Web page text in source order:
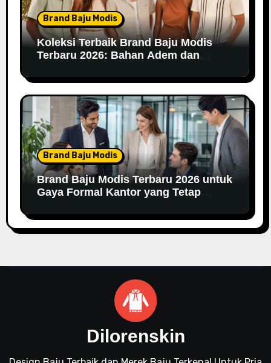
Brand Baju Modis
Koleksi Terbaik Brand Baju Modis
Terbaru 2026: Bahan Adem dan
Brand Baju Modis
Brand Baju Modis Terbaru 2026 untuk
Gaya Formal Kantor yang Tetap
Dilorenskin